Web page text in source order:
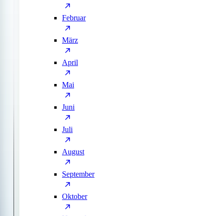
Februar
März
April
Mai
Juni
Juli
August
September
Oktober